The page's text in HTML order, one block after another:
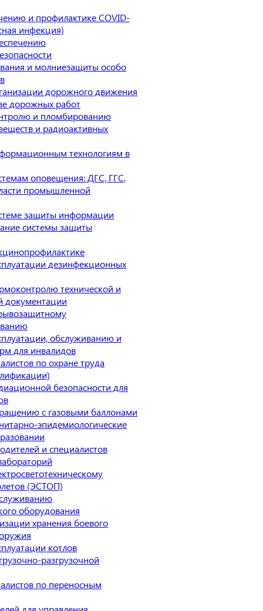
и профилактике COVID-
инфекция)
и молниезащиты особо
дорожного движения
дорожных работ
и пломбированию
и радиоактивных
технологиям в
оповещения: ДГС, ГГС,
промышленной
защиты информации
системы защиты
дезинфекционных
технической и
документации
обслуживанию и
для инвалидов
по охране труда
безопасности для
с газовыми баллонами
эпидемиологические
и специалистов
(ЭСТОП)
оборудования
хранения боевого
котлов
разгрузочной
по переносным